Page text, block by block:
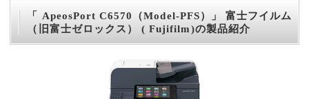
「 ApeosPort C6570（Model-PFS）」 富士フイルム
（旧富士ゼロックス） ( Fujifilm)の製品紹介